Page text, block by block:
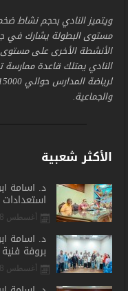
مستوى البطولة يشارك في
الأنشطة الأخرى على مستوى
النادي يمتلك قاعدة ممارسة
والجماعية.
الأكثر شعبية
د. أسامة
أغسطس 08, 2026
د. أسامة
بروفة فنية
أغسطس 08, 2026